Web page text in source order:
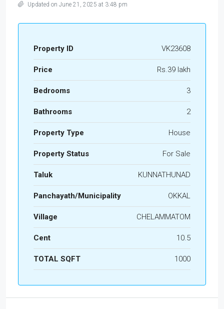
Updated on June 21, 2025 at 3:48 pm
Property ID VK23608
Price Rs.39 lakh
Bedrooms 3
Bathrooms 2
Property Type House
Property Status For Sale
Taluk KUNNATHUNAD
Panchayath/Municipality OKKAL
Village CHELAMMATOM
Cent 10.5
TOTAL SQFT 1000